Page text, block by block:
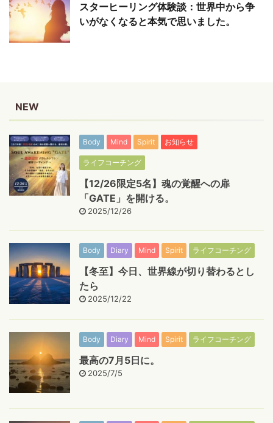
スターヒーリング体験談：世界中から争
いがなくなると本気で思いました。
NEW
Body Mind Spirit お知らせ
ライフコーチング
【12/26限定5名】魂の覚醒への扉
「GATE」を開ける。
2025/12/26
Body Diary Mind Spirit ライフコーチング
【冬至】今日、世界線が切り替わるとし
たら
2025/12/22
Body Diary Mind Spirit ライフコーチング
最高の7月5日に。
2025/7/5